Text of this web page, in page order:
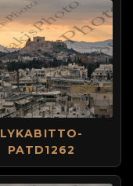
LYKABITTO-
PATD1262